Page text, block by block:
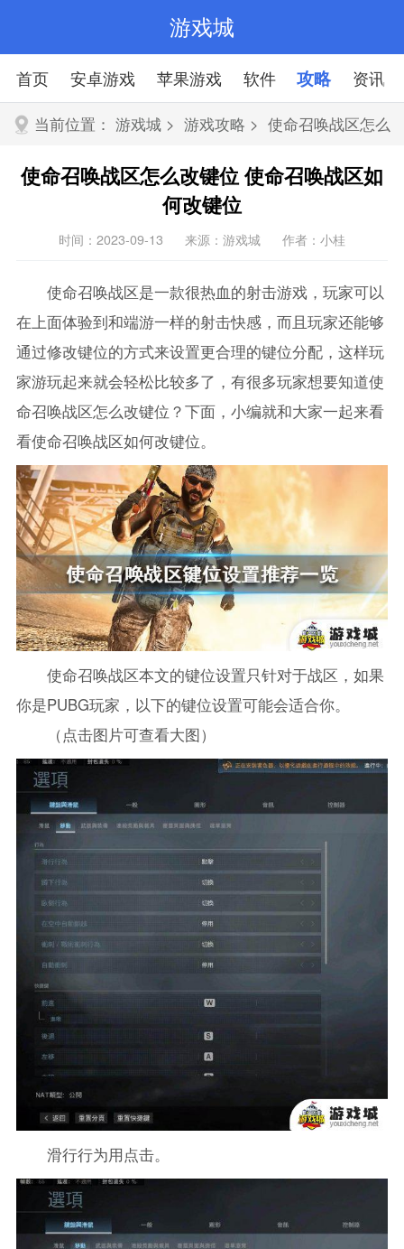
游戏城
首页 安卓游戏 苹果游戏 软件 攻略 资讯
当前位置：游戏城 >游戏攻略 > 使命召唤战区怎么
改键位
使命召唤战区怎么改键位 使命召唤战区如
何改键位
时间：2023-09-13 来源：游戏城 作者：小桂
使命召唤战区是一款很热血的射击游戏，玩家可以
在上面体验到和端游一样的射击快感，而且玩家还能够
通过修改键位的方式来设置更合理的键位分配，这样玩
家游玩起来就会轻松比较多了，有很多玩家想要知道使
命召唤战区怎么改键位？下面，小编就和大家一起来看
看使命召唤战区如何改键位。
使命召唤战区本文的键位设置只针对于战区，如果
你是PUBG玩家，以下的键位设置可能会适合你。
（点击图片可查看大图）
滑行行为用点击。